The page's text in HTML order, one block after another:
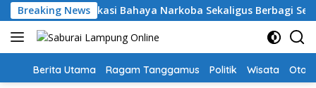
Langsung
ke
konten
Breaking NewsEdukasi Bahaya Narkoba Sekaligus Berbagi
Home
Berita Utama Ragam Tanggamus Politik Wisata Oto